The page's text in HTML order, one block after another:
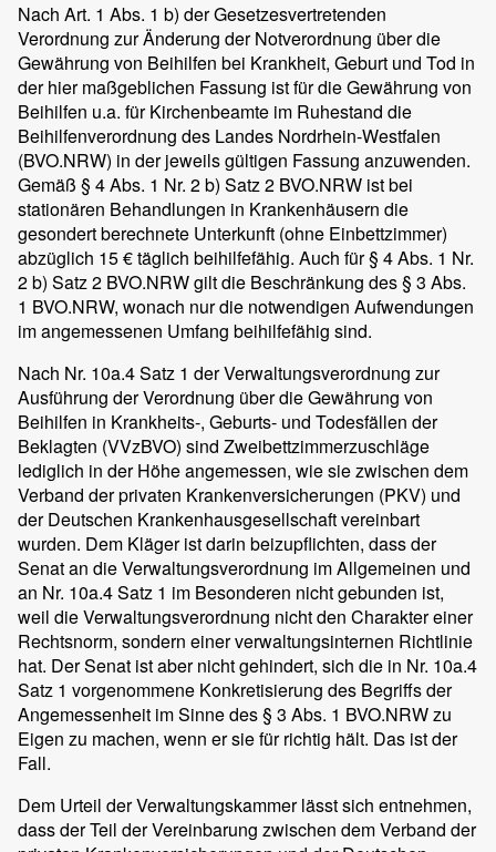
Nach Art. 1 Abs. 1 b) der Gesetzesvertretenden
Verordnung zur Änderung der Notverordnung über die
Gewährung von Beihilfen bei Krankheit, Geburt und Tod in
der hier maßgeblichen Fassung ist für die Gewährung von
Beihilfen u.a. für Kirchenbeamte im Ruhestand die
Beihilfenverordnung des Landes Nordrhein-Westfalen
(BVO.NRW) in der jeweils gültigen Fassung anzuwenden.
Gemäß § 4 Abs. 1 Nr. 2 b) Satz 2 BVO.NRW ist bei
stationären Behandlungen in Krankenhäusern die
gesondert berechnete Unterkunft (ohne Einbettzimmer)
abzüglich 15 € täglich beihilfefähig. Auch für § 4 Abs. 1 Nr.
2 b) Satz 2 BVO.NRW gilt die Beschränkung des § 3 Abs.
1 BVO.NRW, wonach nur die notwendigen Aufwendungen
im angemessenen Umfang beihilfefähig sind.
Nach Nr. 10a.4 Satz 1 der Verwaltungsverordnung zur
Ausführung der Verordnung über die Gewährung von
Beihilfen in Krankheits-, Geburts- und Todesfällen der
Beklagten (VVzBVO) sind Zweibettzimmerzuschläge
lediglich in der Höhe angemessen, wie sie zwischen dem
Verband der privaten Krankenversicherungen (PKV) und
der Deutschen Krankenhausgesellschaft vereinbart
wurden. Dem Kläger ist darin beizupflichten, dass der
Senat an die Verwaltungsverordnung im Allgemeinen und
an Nr. 10a.4 Satz 1 im Besonderen nicht gebunden ist,
weil die Verwaltungsverordnung nicht den Charakter einer
Rechtsnorm, sondern einer verwaltungsinternen Richtlinie
hat. Der Senat ist aber nicht gehindert, sich die in Nr. 10a.4
Satz 1 vorgenommene Konkretisierung des Begriffs der
Angemessenheit im Sinne des § 3 Abs. 1 BVO.NRW zu
Eigen zu machen, wenn er sie für richtig hält. Das ist der
Fall.
Dem Urteil der Verwaltungskammer lässt sich entnehmen,
dass der Teil der Vereinbarung zwischen dem Verband der